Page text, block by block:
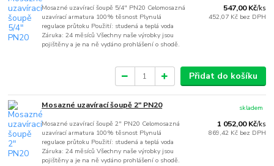
Mosazné uzavírací šoupě 5/4" PN20 Celomosazná
uzavírací armatura 100% těsnost Plynulá
regulace průtoku Použití: studená a teplá voda
Záruka: 24 měsíců Všechny naše výrobky jsou
pojištěny a je na ně vydáno prohlášení o shodě.
547,00 Kč/ks
452,07 Kč bez DPH
Přidat do košíku
Mosazné uzavírací šoupě 2" PN20
Mosazné uzavírací šoupě 2" PN20 Celomosazná
uzavírací armatura 100% těsnost Plynulá
regulace průtoku Použití: studená a teplá voda
Záruka: 24 měsíců Všechny naše výrobky jsou
pojištěny a je na ně vydáno prohlášení o shodě.
1 052,00 Kč/ks
869,42 Kč bez DPH
skladem